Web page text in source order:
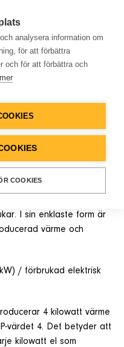
används ofta
som anger hur
I sin enklaste form är
värme och
/ förbrukad elektrisk
4 kilowatt värme
värdet 4. Det betyder att
kilowatt el som
analysera information om
för att förbättra
och för att förbättra och
COOKIES